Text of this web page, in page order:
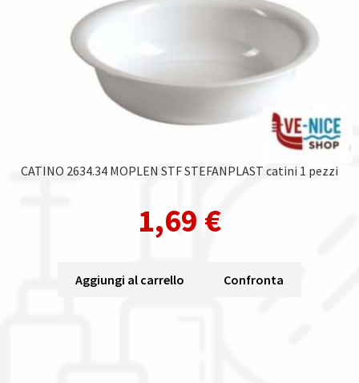
CATINO 2634.34 MOPLEN STF STEFANPLAST catini 1 pezzi
1,69 €
Aggiungi al carrello Confronta